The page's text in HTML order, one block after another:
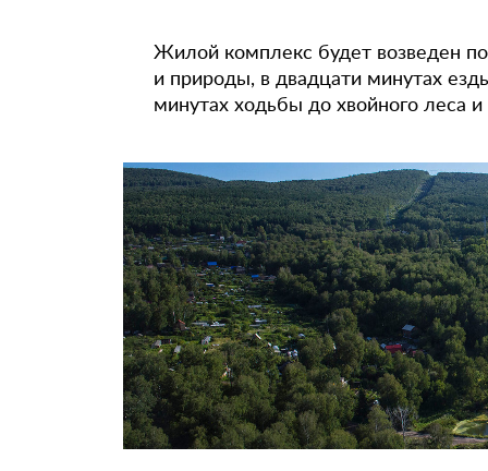
Жилой комплекс будет возведен
и природы, в двадцати минутах
минутах ходьбы до хвойного леса и